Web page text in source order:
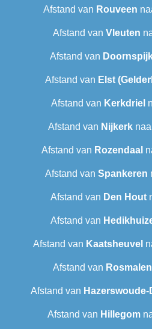
Afstand van Rouveen
Afstand van Vleuten
Afstand van
Afstand van Elst
Afstand van Kerkdriel
Afstand van Nijkerk
Afstand van Rozendaal
Afstand van Spankeren
Afstand van Den Hout
Afstand van
Afstand van Kaatsheuvel
Afstand van Rosmalen
Afstand van Hazerswoude-
Afstand van Hillegom